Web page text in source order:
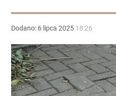
Dodano: 6 lipca 2025 18:26